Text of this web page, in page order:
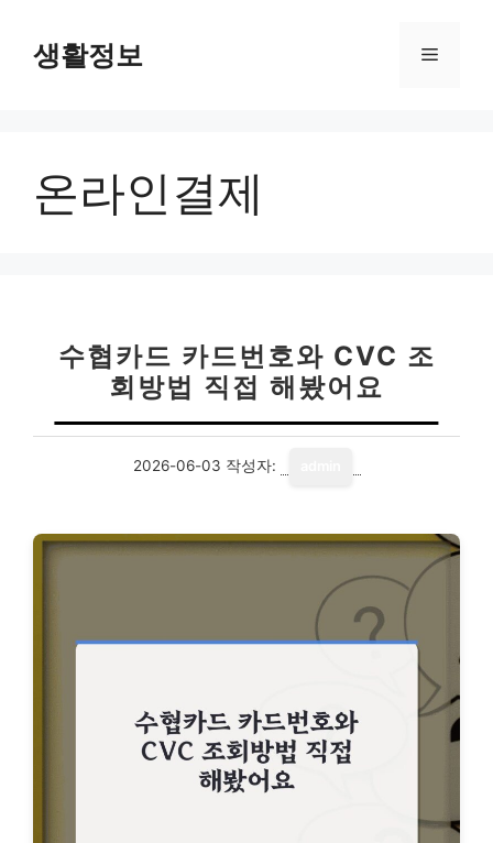
생활정보 메
온라인결제
수협카드 카드번호와 CVC 조
회방법 직접 해봤어요
2026-06-03 작성자: